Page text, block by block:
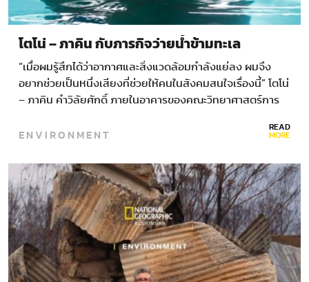
โตโน่ – ภาคิน กับภารกิจว่ายน้ำข้ามทะเล
“เมื่อผมรู้สึกได้ว่าอากาศและสิ่งแวดล้อมกำลังแย่ลง ผมจึง
อยากช่วยเป็นหนึ่งเสียงที่ช่วยให้คนในสังคมสนใจเรื่องนี้” โตโน่
– ภาคิน คำวิลัยศักดิ์ ภายในอาคารของคณะวิทยาศาสตร์การ
ENVIRONMENT READ
MORE